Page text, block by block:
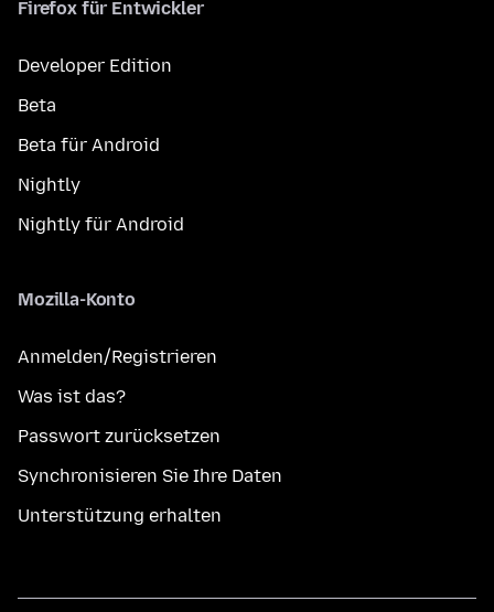
Firefox für Entwickler
Developer Edition
Beta
Beta für Android
Nightly
Nightly für Android
Mozilla-Konto
Anmelden/Registrieren
Was ist das?
Passwort zurücksetzen
Synchronisieren Sie Ihre Daten
Unterstützung erhalten